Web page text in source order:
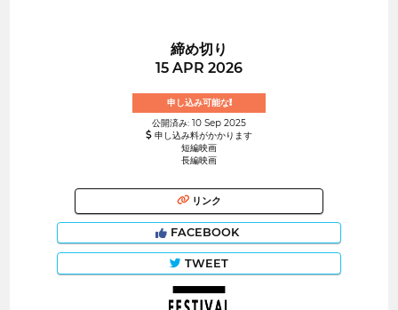
締め切り
15 APR 2026
申し込み可能な!
公開済み: 10 Sep 2025
申し込み料がかかります
短編映画
長編映画
リンク
FACEBOOK
TWEET